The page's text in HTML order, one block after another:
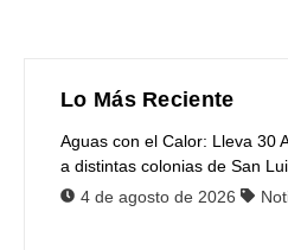
Lo Más Reciente
Aguas con el Calor: Lleva 30
a distintas colonias de San
4 de agosto de 2026